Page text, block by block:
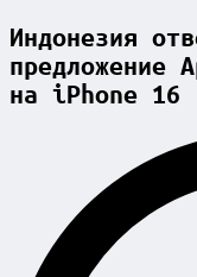
Индонезия
предложение
на iPhone 16